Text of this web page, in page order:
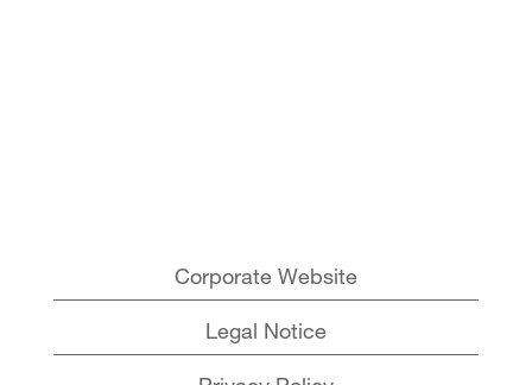
Corporate Website
Legal Notice